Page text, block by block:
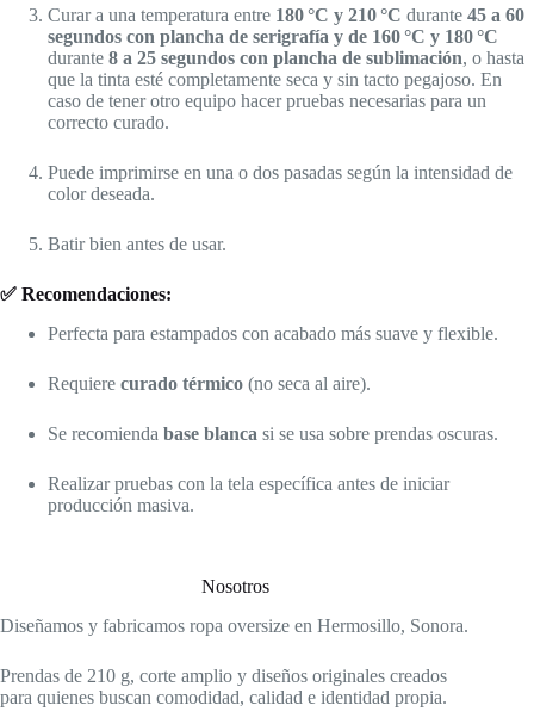
Curar a una temperatura entre 180 °C y 210 °C durante 45 a 60
segundos con plancha de serigrafía y de 160 °C y 180 °C
durante 8 a 25 segundos con plancha de sublimación, o hasta
que la tinta esté completamente seca y sin tacto pegajoso. En
caso de tener otro equipo hacer pruebas necesarias para un
correcto curado.
Puede imprimirse en una o dos pasadas según la intensidad de
color deseada.
Batir bien antes de usar.
✅ Recomendaciones:
Perfecta para estampados con acabado más suave y flexible.
Requiere curado térmico (no seca al aire).
Se recomienda base blanca si se usa sobre prendas oscuras.
Realizar pruebas con la tela específica antes de iniciar
producción masiva.
Nosotros
Diseñamos y fabricamos ropa oversize en Hermosillo, Sonora.
Prendas de 210 g, corte amplio y diseños originales creados
para quienes buscan comodidad, calidad e identidad propia.